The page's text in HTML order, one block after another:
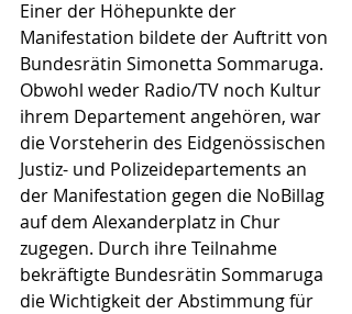
Einer der Höhepunkte der
Manifestation bildete der Auftritt von
Bundesrätin Simonetta Sommaruga.
Obwohl weder Radio/TV noch Kultur
ihrem Departement angehören, war
die Vorsteherin des Eidgenössischen
Justiz- und Polizeidepartements an
der Manifestation gegen die NoBillag
auf dem Alexanderplatz in Chur
zugegen. Durch ihre Teilnahme
bekräftigte Bundesrätin Sommaruga
die Wichtigkeit der Abstimmung für